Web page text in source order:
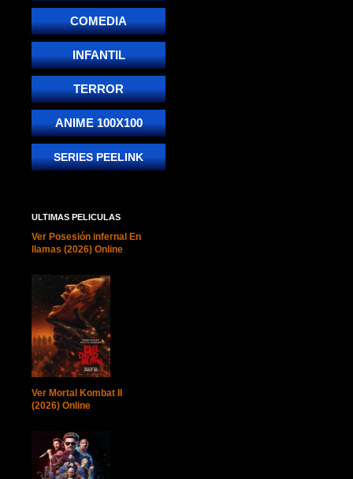
COMEDIA
INFANTIL
TERROR
ANIME 100X100
SERIES PEELINK
ULTIMAS PELICULAS
Ver Posesión infernal En
llamas (2026) Online
Ver Mortal Kombat II
(2026) Online